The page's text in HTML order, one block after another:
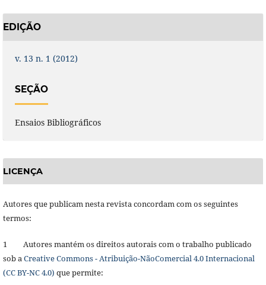
EDIÇÃO
v. 13 n. 1 (2012)
SEÇÃO
Ensaios Bibliográficos
LICENÇA
Autores que publicam nesta revista concordam com os seguintes
termos:
1 Autores mantém os direitos autorais com o trabalho publicado
sob a Creative Commons - Atribuição-NãoComercial 4.0 Internacional
(CC BY-NC 4.0) que permite: